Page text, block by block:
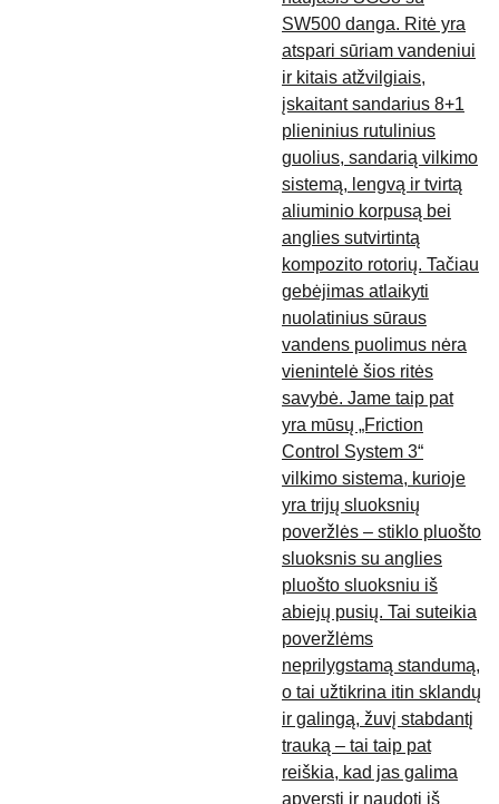
SW500 danga. Ritė yra
atspari sūriam vandeniui
ir kitais atžvilgiais,
įskaitant sandarius 8+1
plieninius rutulinius
guolius, sandarią vilkimo
sistemą, lengvą ir tvirtą
aliuminio korpusą bei
anglies sutvirtintą
kompozito rotorių. Tačiau
gebėjimas atlaikyti
nuolatinius sūraus
vandens puolimus nėra
vienintelė šios ritės
savybė. Jame taip pat
yra mūsų „Friction
Control System 3“
vilkimo sistema, kurioje
yra trijų sluoksnių
poveržlės – stiklo pluošto
sluoksnis su anglies
pluošto sluoksniu iš
abiejų pusių. Tai suteikia
poveržlėms
neprilygstamą standumą,
o tai užtikrina itin sklandų
ir galingą, žuvį stabdantį
trauką – tai taip pat
reiškia, kad jas galima
apversti ir naudoti iš